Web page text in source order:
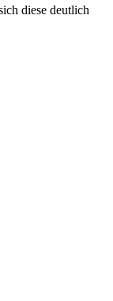
diese deutlich